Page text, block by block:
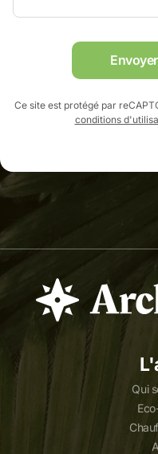
Ce site est protégé par
conditions
Qui